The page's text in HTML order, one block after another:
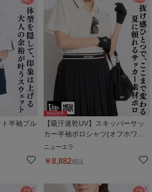
半袖プル
5%OFF
【吸汗速乾UV】スキッパーサッ
カー半袖ポロシャツ(オフホワイ
ト)
ニューエラ
￥8,882税込